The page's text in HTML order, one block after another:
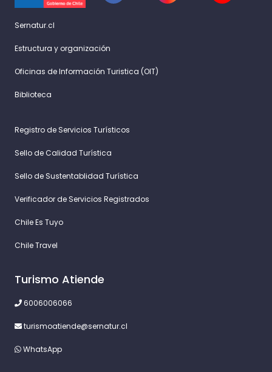
Sernatur.cl
Estructura y organización
Oficinas de Información Turistica (OIT)
Biblioteca
Registro de Servicios Turísticos
Sello de Calidad Turística
Sello de Sustentablidad Turística
Verificador de Servicios Registrados
Chile Es Tuyo
Chile Travel
Turismo Atiende
6006006066
turismoatiende@sernatur.cl
WhatsApp